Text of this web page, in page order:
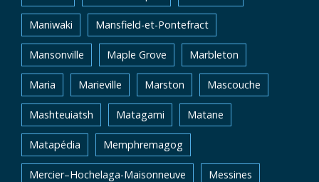
Maniwaki Mansfield-et-Pontefract
Mansonville Maple Grove Marbleton
Maria Marieville Marston Mascouche
Mashteuiatsh Matagami Matane
Matapédia Memphremagog
Mercier–Hochelaga-Maisonneuve Messines